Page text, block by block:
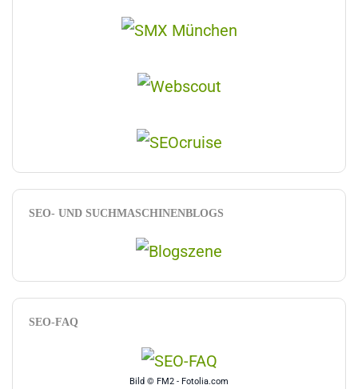
SEO- UND SUCHMASCHINENBLOGS
SEO-FAQ
Bild © FM2 - Fotolia.com